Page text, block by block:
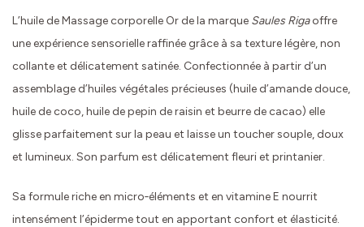
L’huile de Massage corporelle Or de la marque Saules Rigaoffre
une expérience sensorielle raffinée grâce à sa texture légère, non
collante et délicatement satinée. Confectionnée à partir d’un
assemblage d’huiles végétales précieuses (huile d’amande douce,
huile de coco, huile de pepin de raisin et beurre de cacao) elle
glisse parfaitement sur la peau et laisse un toucher souple, doux
et lumineux. Son parfum est délicatement fleuri et printanier.
Sa formule riche en micro‑éléments et en vitamine E nourrit
intensément l’épiderme tout en apportant confort et élasticité.